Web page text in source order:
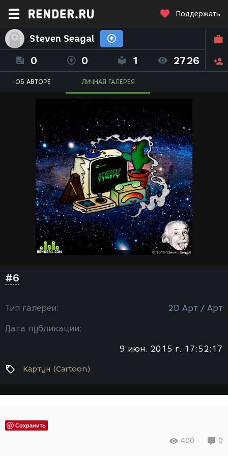
Поддержать
Steven Seagal
0 0 1 2726
ОБ АВТОРЕ ЛИЧНАЯ ГАЛЕРЕЯ
#6
Тип галереи: 2D Арт / Арт
Дата публикации:
9 июн. 2015 г. 17:52:17
Картун (Cartoon)
Сохранить
400 0